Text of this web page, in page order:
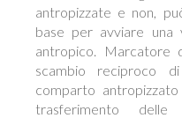
antropizzate e non,
base per avviare una
antropico. Marcatore
scambio reciproco
comparto
trasferimento delle